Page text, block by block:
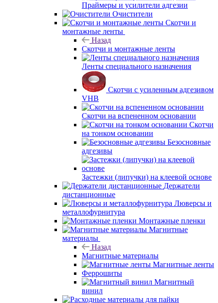
Праймеры и усилители адгезии
Очистители
Скотчи и
монтажные ленты
Назад
Скотчи и монтажные ленты
Ленты специального назначения
Скотчи с усиленным адгезивом
VHB
Скотчи на вспененном основании
Скотчи
на тонком основании
Безосновные
адгезивы
Застежки (липучки) на клеевой основе
Держатели
дистанционные
Люверсы и
металлофурнитура
Монтажные пленки
Магнитные
материалы
Назад
Магнитные материалы
Магнитные ленты
Феррошиты
Магнитный
винил